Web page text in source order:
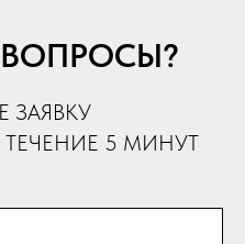
ЗАЯВКУ
ТЕЧЕНИЕ 5 МИНУТ